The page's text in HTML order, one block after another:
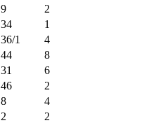
9
2
34
1
36/1
4
44
8
31
6
46
2
8
4
2
2